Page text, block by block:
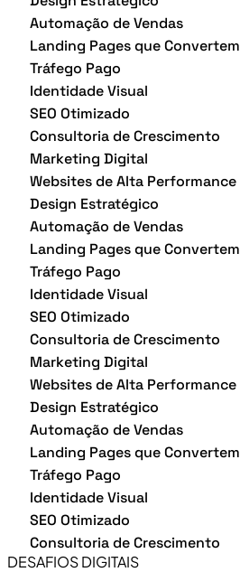
Automação de Vendas
Landing Pages que Convertem
Tráfego Pago
Identidade Visual
SEO Otimizado
Consultoria de Crescimento
Marketing Digital
Websites de Alta Performance
Design Estratégico
Automação de Vendas
Landing Pages que Convertem
Tráfego Pago
Identidade Visual
SEO Otimizado
Consultoria de Crescimento
Marketing Digital
Websites de Alta Performance
Design Estratégico
Automação de Vendas
Landing Pages que Convertem
Tráfego Pago
Identidade Visual
SEO Otimizado
Consultoria de Crescimento
DESAFIOS DIGITAIS